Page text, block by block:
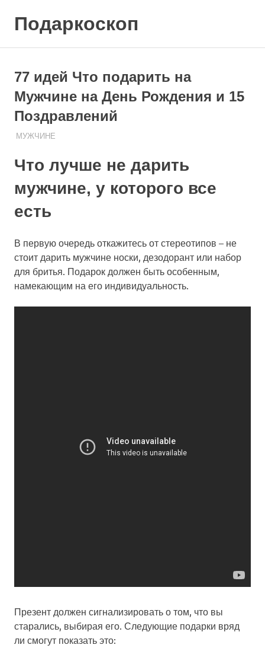
Подаркоскоп
подарить
77 идей Что подарить на
Мужчине на День Рождения и 15
Поздравлений
07.08.2020
ПОДАРЧЕК
МУЖЧИНЕ
Что лучше не дарить
мужчине, у которого все
есть
В первую очередь откажитесь от стереотипов – не
стоит дарить мужчине носки, дезодорант или набор
для бритья. Подарок должен быть особенным,
намекающим на его индивидуальность.
Презент должен сигнализировать о том, что вы
старались, выбирая его. Следующие подарки вряд
ли смогут показать это: